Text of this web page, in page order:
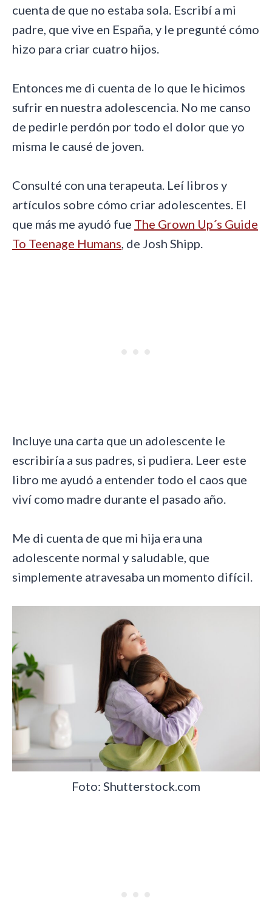
cuenta de que no estaba sola. Escribí a mi
padre, que vive en España, y le pregunté cómo
hizo para criar cuatro hijos.
Entonces me di cuenta de lo que le hicimos
sufrir en nuestra adolescencia. No me canso
de pedirle perdón por todo el dolor que yo
misma le causé de joven.
Consulté con una terapeuta. Leí libros y
artículos sobre cómo criar adolescentes. El
que más me ayudó fue The Grown Up´s Guide
To Teenage Humans, de Josh Shipp.
Incluye una carta que un adolescente le
escribiría a sus padres, si pudiera. Leer este
libro me ayudó a entender todo el caos que
viví como madre durante el pasado año.
Me di cuenta de que mi hija era una
adolescente normal y saludable, que
simplemente atravesaba un momento difícil.
Foto: Shutterstock.com